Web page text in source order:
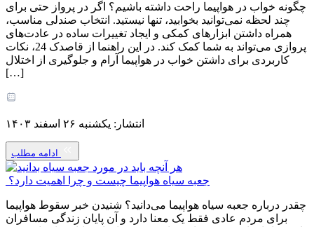
چگونه خواب در هواپیما راحت داشته باشیم؟ اگر در پرواز حتی برای
چند لحظه نمی‌توانید بخوابید، تنها نیستید. انتخاب صندلی مناسب،
همراه داشتن ابزارهای کمکی و ایجاد تغییرات ساده در عادت‌های
پروازی می‌تواند به شما کمک کند. در این راهنما از قاصدک 24، نکات
کاربردی برای داشتن خواب در هواپیما آرام و جلوگیری از اختلال
[…]
انتشار: یکشنبه ۲۶ اسفند ۱۴۰۳
ادامه مطلب
جعبه سیاه هواپیما چیست و چرا اهمیت دارد؟
چقدر درباره جعبه سیاه هواپیما می‌دانید؟ شنیدن خبر سقوط هواپیما
برای مردم عادی فقط یک معنا دارد و آن پایان زندگی مسافران